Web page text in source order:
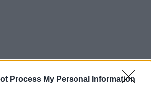
Process My Personal Information
το νομικό πλαίσιο